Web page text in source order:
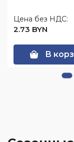
Цена без НДС:
2.73 BYN
В